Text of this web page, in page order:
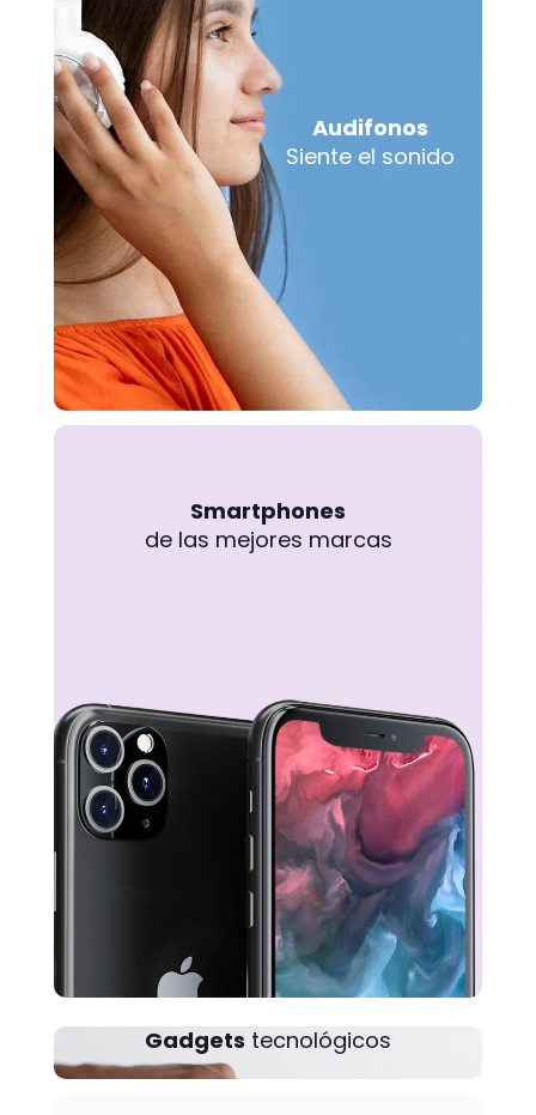
Audifonos
Siente el sonido
Smartphones
de las mejores marcas
Gadgets tecnológicos